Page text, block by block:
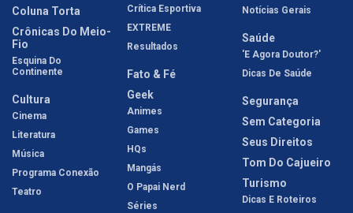
Coluna Torta
Crônicas Do Meio-
Fio
Esquina Do
Continente
Cultura
Cinema
Literatura
Música
Programa Conexão
Teatro
Crítica Esportiva
EXTREME
Resultados
Fato & Fé
Geek
Animes
Games
HQs
Mangás
O Papai Nerd
Séries
Notícias Gerais
Saúde
'E Agora Doutor?'
Dicas De Saúde
Segurança
Sem Categoria
Seus Direitos
Tom Do Cajueiro
Turismo
Dicas E Roteiros